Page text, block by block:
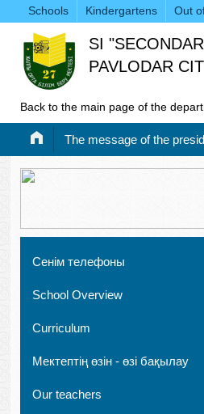
Schools Kindergartens Out
SI
PAVLODAR
Back to the main page of the
Тhe message of the
Сенім телефоны
School Overview
Curriculum
Мектептің өзін - өзі бақылау
Our teachers